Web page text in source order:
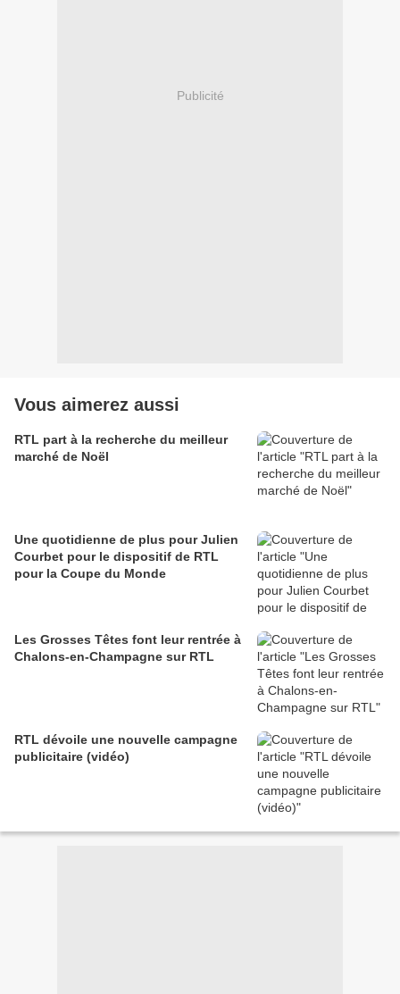
Publicité
Vous aimerez aussi
RTL part à la recherche du meilleur
marché de Noël
Une quotidienne de plus pour Julien
Courbet pour le dispositif de RTL
pour la Coupe du Monde
Les Grosses Têtes font leur rentrée à
Chalons-en-Champagne sur RTL
RTL dévoile une nouvelle campagne
publicitaire (vidéo)